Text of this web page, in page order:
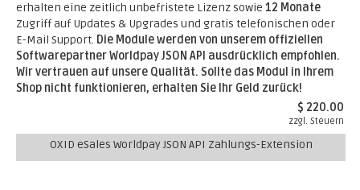
erhalten eine zeitlich unbefristete Lizenz sowie 12 Monate
Zugriff auf Updates & Upgrades und gratis telefonischen oder
E-Mail Support. Die Module werden von unserem offiziellen
Softwarepartner Worldpay JSON API ausdrücklich empfohlen.
Wir vertrauen auf unsere Qualität. Sollte das Modul in Ihrem
Shop nicht funktionieren, erhalten Sie Ihr Geld zurück!
$ 220.00
zzgl. Steuern
OXID eSales Worldpay JSON API Zahlungs-Extension